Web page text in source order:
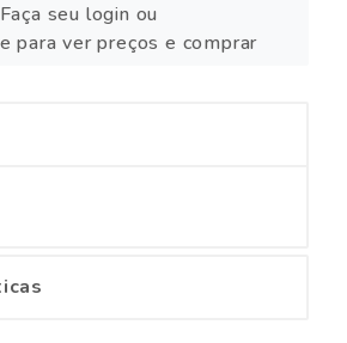
Faça seu login ou
para ver preços e comprar